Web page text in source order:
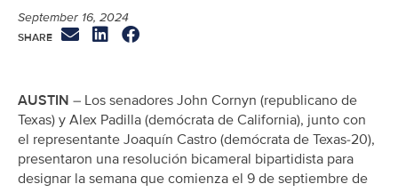
September 16, 2024
AUSTIN – Los senadores John Cornyn (republicano de
Texas) y Alex Padilla (demócrata de California), junto con
el representante Joaquín Castro (demócrata de Texas-20),
presentaron una resolución bicameral bipartidista para
designar la semana que comienza el 9 de septiembre de